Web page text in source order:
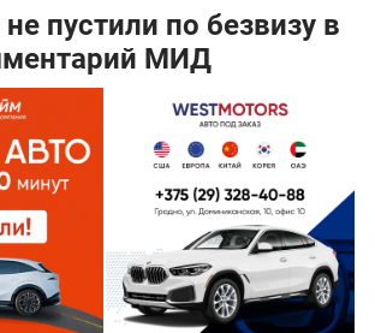
пустили по безвизу в
МИД